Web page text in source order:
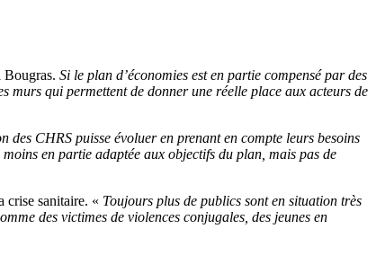
Bougras. Si le plan d’économies est en partie compensé par des
murs qui permettent de donner une réelle place aux acteurs de
CHRS puisse évoluer en prenant en compte leurs besoins
en partie adaptée aux objectifs du plan, mais pas de
crise sanitaire. « Toujours plus de publics sont en situation très
des victimes de violences conjugales, des jeunes en